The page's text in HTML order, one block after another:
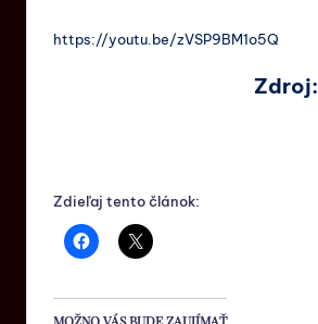
https://youtu.be/zVSP9BM1o5Q
Zdroj:
Zdieľaj tento článok: